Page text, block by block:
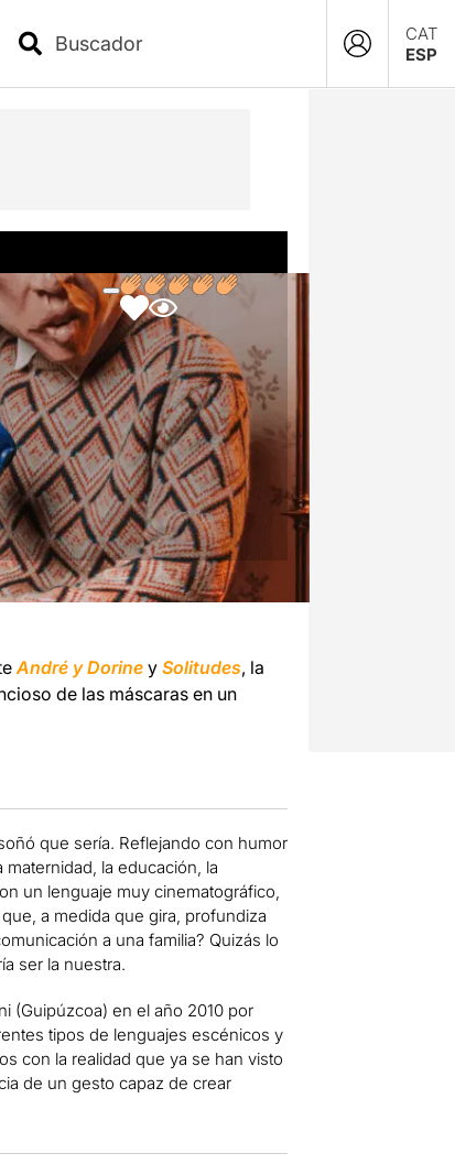
CAT
ESP
André y Dorine y Solitudes, la
de las máscaras en un
que sería. Reflejando con humor
la educación, la
un lenguaje muy cinematográfico,
a medida que gira, profundiza
a una familia? Quizás lo
ser la nuestra.
(Guipúzcoa) en el año 2010 por
tipos de lenguajes escénicos y
con la realidad que ya se han visto
de un gesto capaz de crear